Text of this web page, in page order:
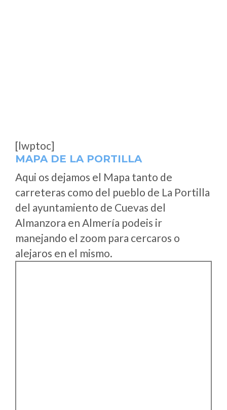
[lwptoc]
MAPA DE LA PORTILLA
Aqui os dejamos el Mapa tanto de
carreteras como del pueblo de La Portilla
del ayuntamiento de Cuevas del
Almanzora en Almería podeis ir
manejando el zoom para cercaros o
alejaros en el mismo.